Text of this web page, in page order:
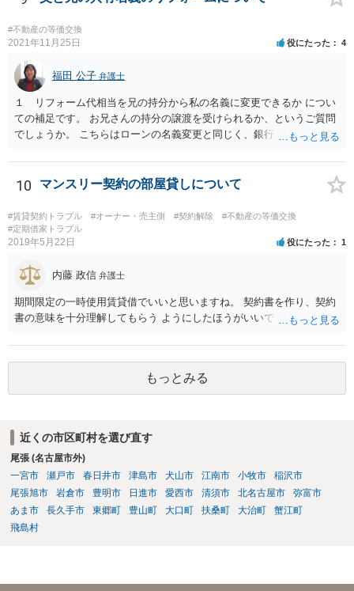
#不動産の等価交換
2021年11月25日 役にたった 4
福田 公子 弁護士
１ リフォーム代相当を兄の持分から私の名義に変更できるか につい
ての補足です。 お兄さんの持分の譲渡を受けられるか、というご質問
でしょうか。 こちらはローンの名義変更と同じく、銀行さんの承諾が
さい。
10 マンスリー契約の部屋貸しについて
#賃貸契約トラブル #オーナー・売主側 #契約解除
#不動産の等価交換
#定期借家トラブル
2019年5月22日 役にたった 1
内藤 政信 弁護士
期間限定の一時使用賃貸借でいいと思いますね。 契約書を作り、契約
書の意味を十分理解してもらう ようにしたほうがいいでしょう。
もっとみる
近くの市区町村を選び直す
尾張 (名古屋市外)
一宮市
瀬戸市 春日井市 津島市 犬山市 江南市 小牧市
稲沢市
尾張旭市
岩倉市 豊明市 日進市 愛西市 清須市 北名古屋市
弥富市
あま市
長久手市 東郷町 豊山町 大口町 扶桑町 大治町
蟹江町
飛島村